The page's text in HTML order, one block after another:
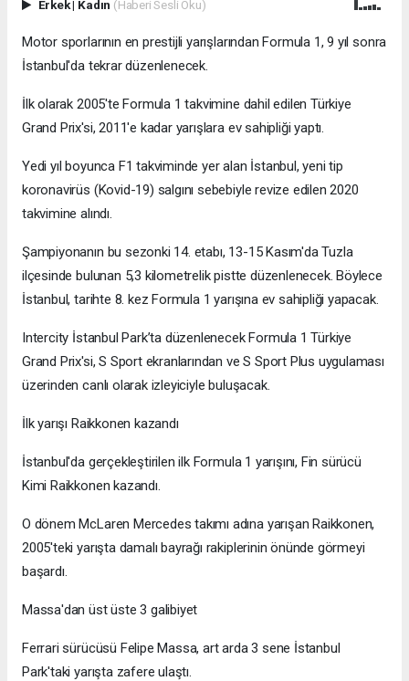
Erkek| Kadın (Haberi Sesli Oku)
Motor sporlarının en prestijli yarışlarından Formula 1, 9 yıl sonra
İstanbul'da tekrar düzenlenecek.
İlk olarak 2005'te Formula 1 takvimine dahil edilen Türkiye
Grand Prix'si, 2011'e kadar yarışlara ev sahipliği yaptı.
Yedi yıl boyunca F1 takviminde yer alan İstanbul, yeni tip
koronavirüs (Kovid-19) salgını sebebiyle revize edilen 2020
takvimine alındı.
Şampiyonanın bu sezonki 14. etabı, 13-15 Kasım'da Tuzla
ilçesinde bulunan 5,3 kilometrelik pistte düzenlenecek. Böylece
İstanbul, tarihte 8. kez Formula 1 yarışına ev sahipliği yapacak.
Intercity İstanbul Park’ta düzenlenecek Formula 1 Türkiye
Grand Prix'si, S Sport ekranlarından ve S Sport Plus uygulaması
üzerinden canlı olarak izleyiciyle buluşacak.
İlk yarışı Raikkonen kazandı
İstanbul'da gerçekleştirilen ilk Formula 1 yarışını, Fin sürücü
Kimi Raikkonen kazandı.
O dönem McLaren Mercedes takımı adına yarışan Raikkonen,
2005'teki yarışta damalı bayrağı rakiplerinin önünde görmeyi
başardı.
Massa'dan üst üste 3 galibiyet
Ferrari sürücüsü Felipe Massa, art arda 3 sene İstanbul
Park'taki yarışta zafere ulaştı.